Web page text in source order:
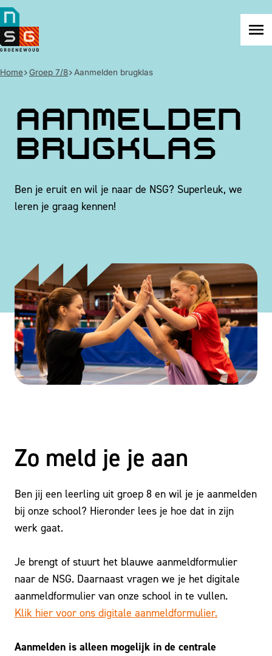
NSG
Groenewoud
Home Groep 7/8 Aanmelden brugklas
Aanmelden
brugklas
Ben je eruit en wil je naar de NSG? Superleuk, we
leren je graag kennen!
Zo meld je je aan
Ben jij een leerling uit groep 8 en wil je je aanmelden
bij onze school? Hieronder lees je hoe dat in zijn
werk gaat.
Je brengt of stuurt het blauwe aanmeldformulier
naar de NSG. Daarnaast vragen we je het digitale
aanmeldformulier van onze school in te vullen.
Klik hier voor ons digitale aanmeldformulier.
Aanmelden is alleen mogelijk in de centrale